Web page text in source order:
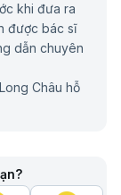
khi đưa ra
được bác sĩ
dẫn chuyên
Châu hỗ